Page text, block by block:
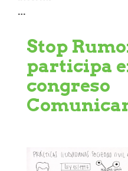
…
Stop
participa
congreso